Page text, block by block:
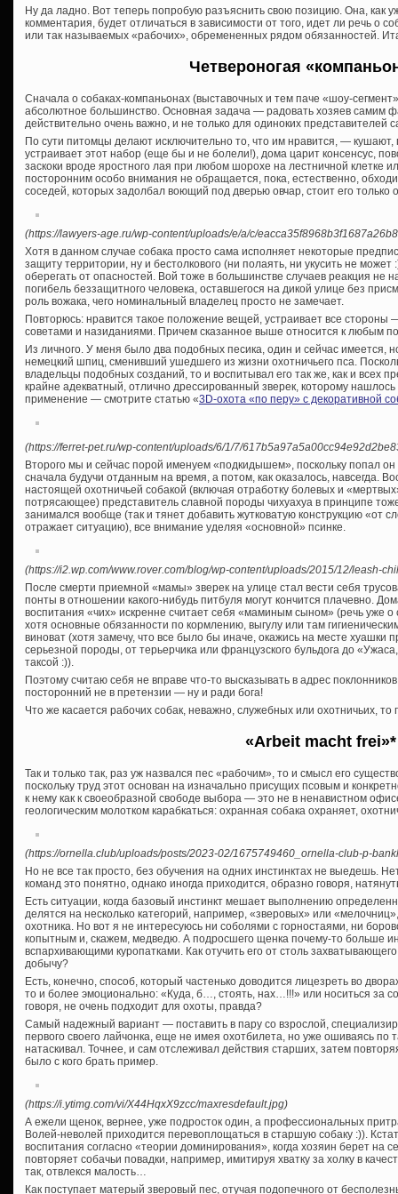
Ну да ладно. Вот теперь попробую разъяснить свою позицию. Она, как
комментария, будет отличаться в зависимости от того, идет ли речь о
или так называемых «рабочих», обремененных рядом обязанностей.
Четвероногая
Сначала о собаках-компаньонах (выставочных и тем паче «шоу-
абсолютное большинство. Основная задача — радовать хозяев самим
действительно очень важно, и не только для одиноких представителей
По сути питомцы делают исключительно то, что им нравится, — кушают,
устраивает этот набор (еще бы и не болели!), дома царит консенсус,
заскоки вроде яростного лая при любом шорохе на лестничной клетке
посторонним особо внимания не обращается, пока, естественно,
соседей, которых задолбал воющий под дверью овчар, стоит его только
(https://lawyers-age.ru/wp-content/uploads/e/a/c/
Хотя в данном случае собака просто сама исполняет некоторые
защиту территории, ну и бестолкового (ни полаять, ни укусить не может
оберегать от опасностей. Вой тоже в большинстве случаев реакция не
погибель беззащитного человека, оставшегося на дикой улице без
роль вожака, чего номинальный владелец просто не замечает.
Повторюсь: нравится такое положение вещей, устраивает все стороны
советами и назиданиями. Причем сказанное выше относится к любым
Из личного. У меня было два подобных песика, один и сейчас
немецкий шпиц, сменивший ушедшего из жизни охотничьего пса.
владельцы подобных созданий, то и воспитывал его так же, как и всех
крайне адекватный, отлично дрессированный зверек, которому
применение — смотрите статью «3D-охота «по перу» с декоративной
(https://ferret-pet.ru/wp-content/uploads/6/1/7/
Второго мы и сейчас порой именуем «подкидышем», поскольку попал он
сначала будучи отданным на время, а потом, как оказалось, навсегда.
настоящей охотничьей собакой (включая отработку болевых и
потрясающее) представитель славной породы чихуахуа в принципе
занимался вообще (так и тянет добавить жутковатую конструкцию «от
отражает ситуацию), все внимание уделяя «основной» псинке.
(https://i2.wp.com/www.rover.com/blog/wp-content/uploads/2015/12/leash-
После смерти приемной «мамы» зверек на улице стал вести себя
понты в отношении какого-нибудь питбуля могут кончится плачевно.
воспитания «чих» искренне считает себя «маминым сыном» (речь уже о
хотя основные обязанности по кормлению, выгулу или там
виноват (хотя замечу, что все было бы иначе, окажись на месте хуашки
серьезной породы, от терьерчика или французского бульдога до
таксой :)).
Поэтому считаю себя не вправе что-то высказывать в адрес
посторонний не в претензии — ну и ради бога!
Что же касается рабочих собак, неважно, служебных или охотничьих,
«Arbeit macht frei»*
Так и только так, раз уж назвался пес «рабочим», то и смысл его
поскольку труд этот основан на изначально присущих псовым и
к нему как к своеобразной свободе выбора — это не в ненавистном
геологическим молотком карабкаться: охранная собака охраняет,
(https://ornella.club/uploads/posts/2023-02/1675749460_ornella-club-p-
Но не все так просто, без обучения на одних инстинктах не выедешь.
команд это понятно, однако иногда приходится, образно говоря,
Есть ситуации, когда базовый инстинкт мешает выполнению
делятся на несколько категорий, например, «зверовых» или
охотника. Но вот я не интересуюсь ни соболями с горностаями, ни
копытным и, скажем, медведю. А подросшего щенка почему-то больше
вспархивающими куропатками. Как отучить его от столь
добычу?
Есть, конечно, способ, который частенько доводится лицезреть во
то и более эмоционально: «Куда, б…, стоять, нах…!!!» или носиться за
говоря, не очень подходит для охоты, правда?
Самый надежный вариант — поставить в пару со взрослой,
первого своего лайчонка, еще не имея охотбилета, но уже ошиваясь по
натаскивал. Точнее, и сам отслеживал действия старших, затем
было с кого брать пример.
(https://i.ytimg.com/vi/X44HqxX9zcc/maxresdefault.jpg)
А ежели щенок, вернее, уже подросток один, а профессиональных
Волей-неволей приходится перевоплощаться в старшую собаку :)).
воспитания согласно «теории доминирования», когда хозяин берет на
повторяет собачьи повадки, например, имитируя хватку за холку в
так, отвлекся малость…
Как поступает матерый зверовый пес, отучая подопечного от